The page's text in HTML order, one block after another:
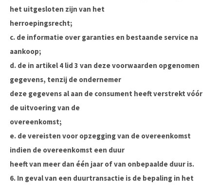
het uitgesloten zijn van het
herroepingsrecht;
c. de informatie over garanties en bestaande service na
aankoop;
d. de in artikel 4 lid 3 van deze voorwaarden opgenomen
gegevens, tenzij de ondernemer
deze gegevens al aan de consument heeft verstrekt vóór
de uitvoering van de
overeenkomst;
e. de vereisten voor opzegging van de overeenkomst
indien de overeenkomst een duur
heeft van meer dan één jaar of van onbepaalde duur is.
6. In geval van een duurtransactie is de bepaling in het